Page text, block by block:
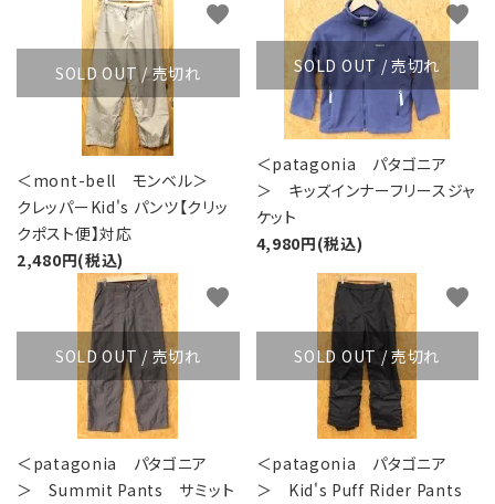
SOLD OUT / 売切れ
＜mont-bell モンベル＞
クレッパーKid's パンツ【クリッ
クポスト便】対応
2,480円(税込)
favorite
SOLD OUT / 売切れ
＜patagonia パタゴニア
＞ キッズインナーフリースジャ
ケット
4,980円(税込)
favorite
SOLD OUT / 売切れ
＜patagonia パタゴニア
＞ Summit Pants サミット
favorite
SOLD OUT / 売切れ
＜patagonia パタゴニア
＞ Kid's Puff Rider Pants
favorite